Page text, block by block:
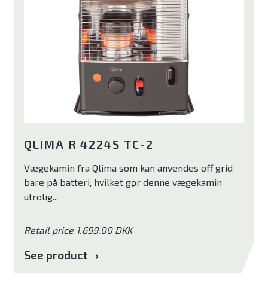
QLIMA R 4224S TC-2
Vægekamin fra Qlima som kan anvendes off grid
bare på batteri, hvilket gør denne vægekamin
utrolig...
Retail price 1.699,00 DKK
See product